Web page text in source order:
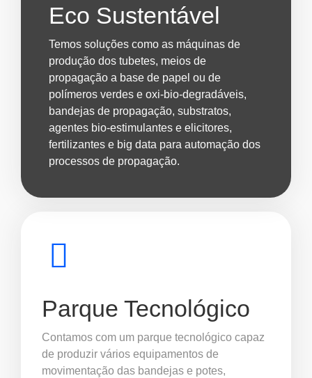
Eco Sustentável
Temos soluções como as máquinas de
produção dos tubetes, meios de
propagação a base de papel ou de
polímeros verdes e oxi-bio-degradáveis,
bandejas de propagação, substratos,
agentes bio-estimulantes e elicitores,
fertilizantes e big data para automação dos
processos de propagação.
Parque Tecnológico
Contamos com um parque tecnológico capaz
de produzir vários equipamentos de
movimentação das bandejas e potes,